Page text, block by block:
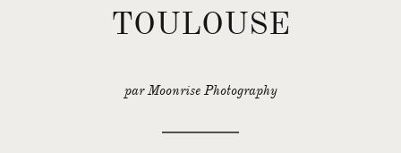
TOULOUSE
par Moonrise Photography